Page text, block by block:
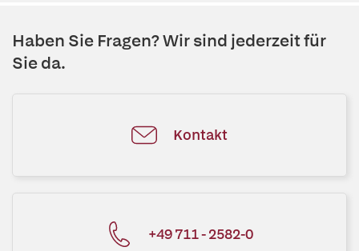
Haben Sie Fragen? Wir sind jederzeit für
Sie da.
Kontakt
+49 711 - 2582-0